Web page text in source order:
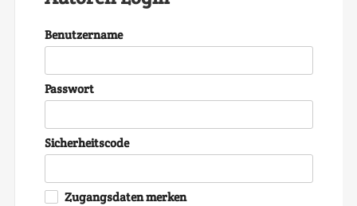
Benutzername
Passwort
Sicherheitscode
Zugangsdaten merken